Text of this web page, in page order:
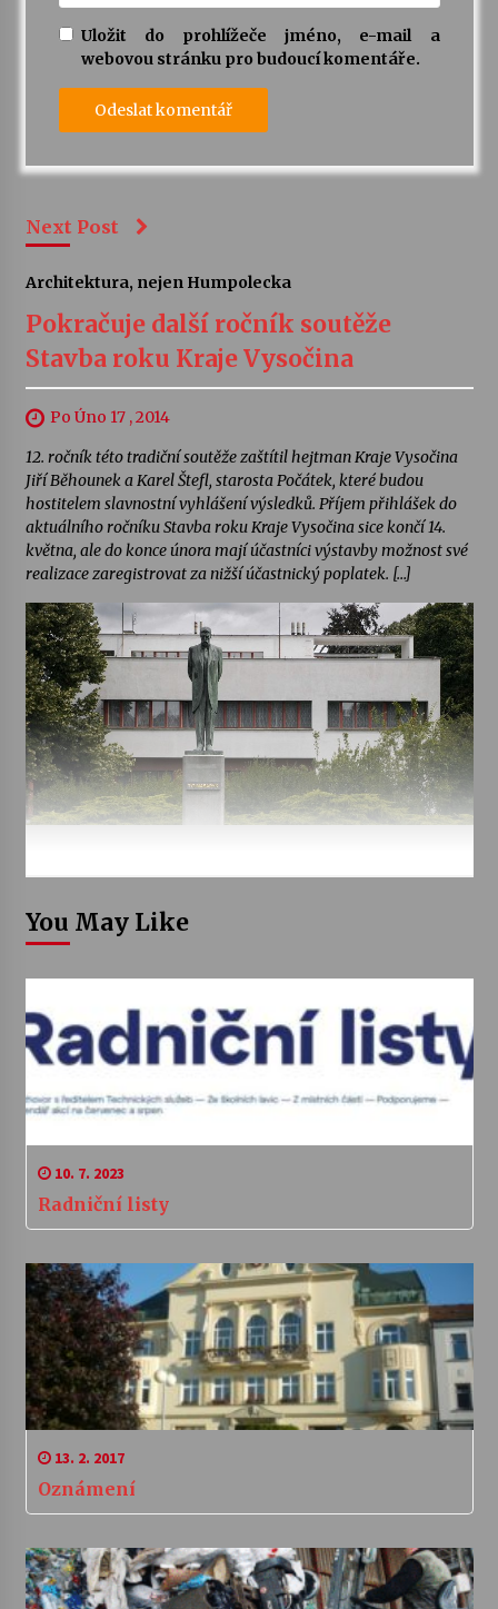
Uložit do prohlížeče jméno, e-mail a
webovou stránku pro budoucí komentáře.
Next Post
Architektura, nejen Humpolecka
Pokračuje další ročník soutěže
Stavba roku Kraje Vysočina
Po Úno 17 , 2014
12. ročník této tradiční soutěže zaštítil hejtman Kraje Vysočina
Jiří Běhounek a Karel Štefl, starosta Počátek, které budou
hostitelem slavnostní vyhlášení výsledků. Příjem přihlášek do
aktuálního ročníku Stavba roku Kraje Vysočina sice končí 14.
května, ale do konce února mají účastníci výstavby možnost své
realizace zaregistrovat za nižší účastnický poplatek. […]
You May Like
10. 7. 2023
Radniční listy
13. 2. 2017
Oznámení